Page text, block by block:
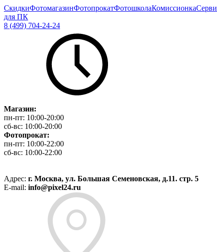
СкидкиФотомагазинФотопрокатФотошколаКомиссионка
для ПК
8 (499) 704-24-24
Магазин:
пн-пт: 10:00-20:00
сб-вс: 10:00-20:00
Фотопрокат:
пн-пт: 10:00-22:00
сб-вс: 10:00-22:00
Адрес: г. Москва, ул. Большая Семеновская, д.11. стр. 5
E-mail: info@pixel24.ru